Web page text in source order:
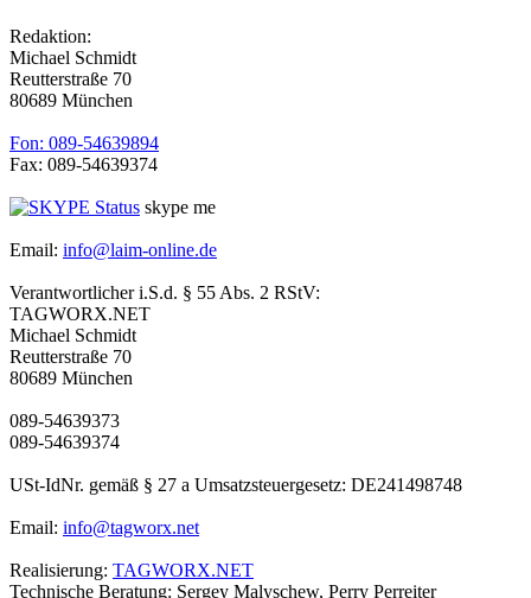
Redaktion:
Michael Schmidt
Reutterstraße 70
80689 München
Fon: 089-54639894
Fax: 089-54639374
skype me
Email: info@laim-online.de
Verantwortlicher i.S.d. § 55 Abs. 2 RStV:
TAGWORX.NET
Michael Schmidt
Reutterstraße 70
80689 München
089-54639373
089-54639374
USt-IdNr. gemäß § 27 a Umsatzsteuergesetz: DE241498748
Email: info@tagworx.net
Realisierung: TAGWORX.NET
Technische Beratung: Sergey Malyschew, Perry Perreiter